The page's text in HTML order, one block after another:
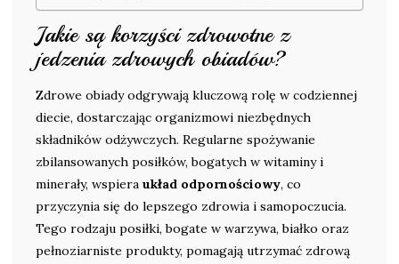
Jakie są korzyści zdrowotne z
jedzenia zdrowych obiadów?
Zdrowe obiady odgrywają kluczową rolę w codziennej
diecie, dostarczając organizmowi niezbędnych
składników odżywczych. Regularne spożywanie
zbilansowanych posiłków, bogatych w witaminy i
minerały, wspiera układ odpornościowy, co
przyczynia się do lepszego zdrowia i samopoczucia.
Tego rodzaju posiłki, bogate w warzywa, białko oraz
pełnoziarniste produkty, pomagają utrzymać zdrową